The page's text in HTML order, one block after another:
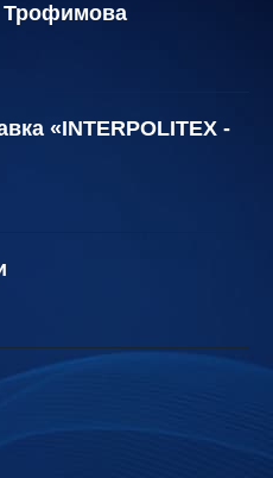
Трофимова
«INTERPOLITEX -